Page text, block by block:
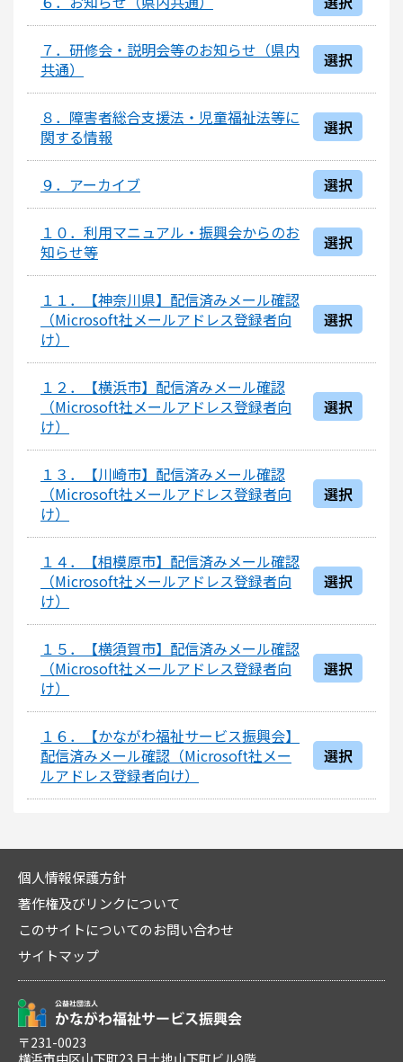
７．研修会・説明会等のお知らせ（県内
共通）
選択
８．障害者総合支援法・児童福祉法等に
関する情報
選択
９．アーカイブ 選択
１０．利用マニュアル・振興会からのお
知らせ等
選択
１１．【神奈川県】配信済みメール確認
（Microsoft社メールアドレス登録者向
け）
選択
１２．【横浜市】配信済みメール確認
（Microsoft社メールアドレス登録者向
け）
選択
１３．【川崎市】配信済みメール確認
（Microsoft社メールアドレス登録者向
け）
選択
１４．【相模原市】配信済みメール確認
（Microsoft社メールアドレス登録者向
け）
選択
１５．【横須賀市】配信済みメール確認
（Microsoft社メールアドレス登録者向
け）
選択
１６．【かながわ福祉サービス振興会】
配信済みメール確認（Microsoft社メー
ルアドレス登録者向け）
選択
個人情報保護方針
著作権及びリンクについて
このサイトについてのお問い合わせ
サイトマップ
〒231-0023
横浜市中区山下町23 日土地山下町ビル9階